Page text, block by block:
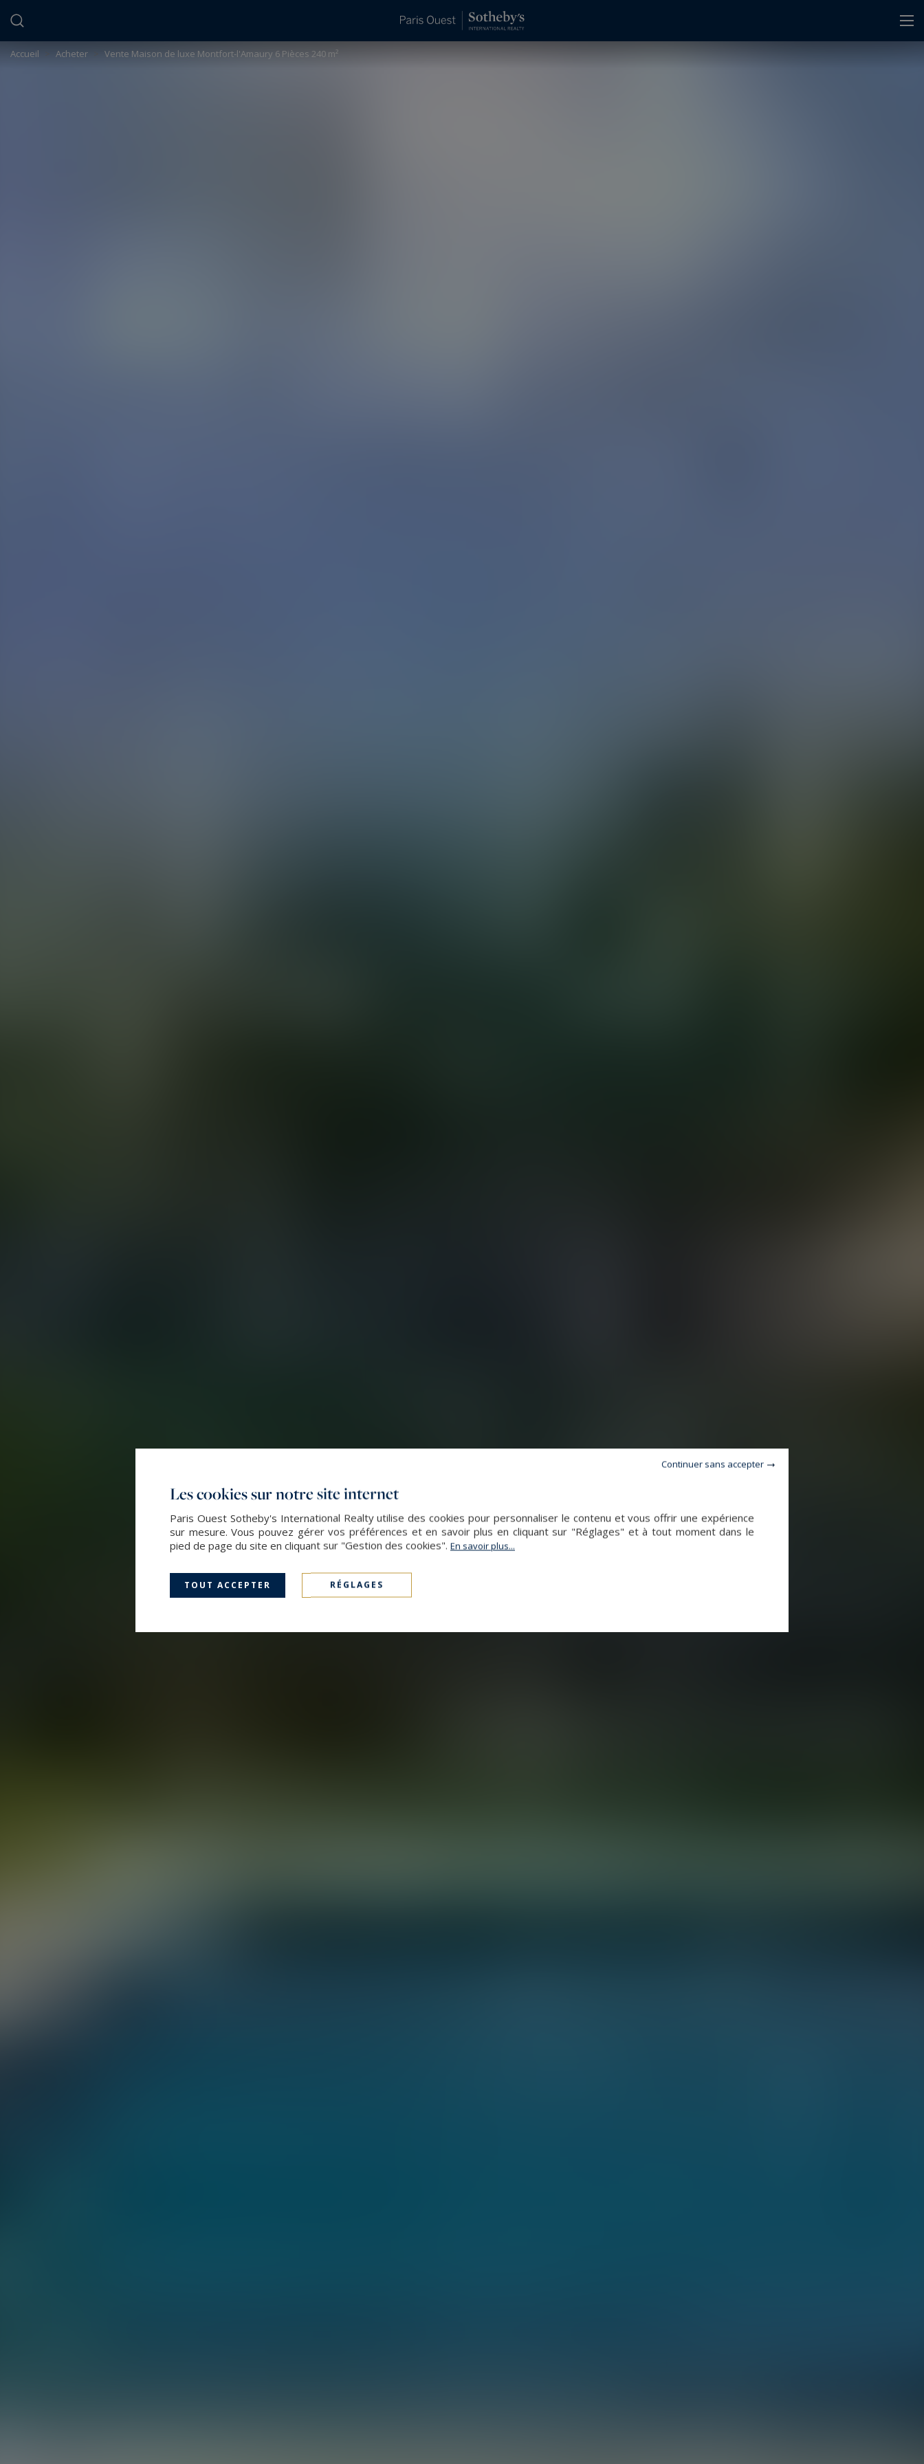
Accueil Acheter Vente Maison de luxe Montfort-l'Amaury 6 Pièces 240 m²
Les cookies sur notre site internet
Paris Ouest Sotheby's International Realty utilise des cookies pour personnaliser le contenu et vous offrir une expérience
sur mesure. Vous pouvez gérer vos préférences et en savoir plus en cliquant sur "Réglages" et à tout moment dans le
pied de page du site en cliquant sur "Gestion des cookies". En savoir plus...
TOUT ACCEPTER RÉGLAGES
Continuer sans accepter